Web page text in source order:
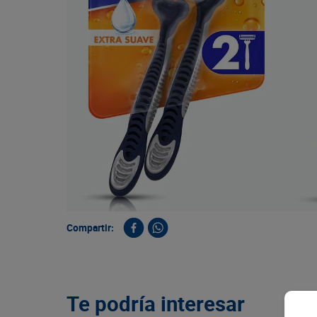
9.
queso
10. papa
Compartir:
Te podría interesar